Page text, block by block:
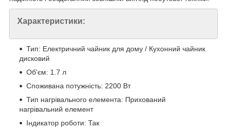
Характеристики:
Тип: Електричний чайник для дому / Кухонний чайник
дисковий
Об'єм: 1.7 л
Споживана потужність: 2200 Вт
Тип нагрівального елемента: Прихований
нагрівальний елемент
Індикатор роботи: Так